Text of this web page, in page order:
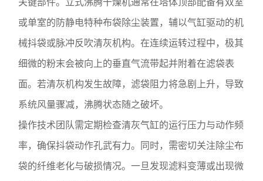
关键部件。立式沸腾干燥机通常在塔体顶部配备有双室
或单室的防静电特种布袋除尘装置，辅以气缸驱动的机
械抖袋或脉冲反吹清灰机构。在连续运转过程中，极其
细微的粉末会被向上的垂直气流带起并附着在滤袋表
面。若清灰机构发生故障，滤袋阻力将急剧上升，导致
系统风量骤减，沸腾状态随之破坏。
操作技术团队需定期检查清灰气缸的运行压力与动作频
率，确保抖袋动作孔武有力。同时，需密切关注除尘布
袋的纤维老化与破损情况。一旦发现滤料变薄或出现微